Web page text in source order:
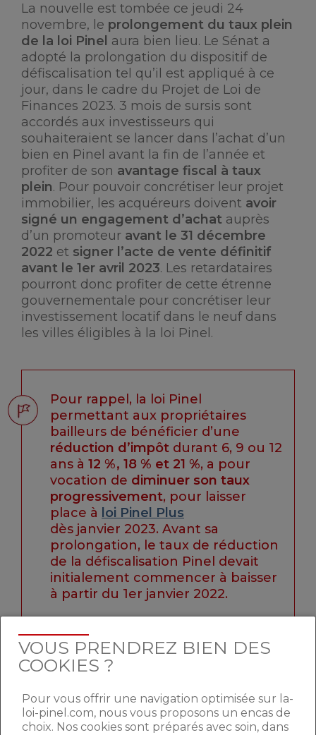
La nouvelle est tombée ce jeudi 24
novembre, le prolongement du taux plein
de la loi Pinel aura bien lieu. Le Sénat a
adopté la prolongation du dispositif de
défiscalisation tel qu’il est appliqué à ce
jour, dans le cadre du Projet de Loi de
Finances 2023. 3 mois de sursis sont
accordés aux investisseurs qui
souhaiteraient se lancer dans l’achat d’un
bien en Pinel avant la fin de l’année et
profiter de son avantage fiscal à taux
plein. Pour pouvoir concrétiser leur projet
immobilier, les acquéreurs doivent avoir
signé un engagement d’achat auprès
d’un promoteur avant le 31 décembre
2022 et signer l’acte de vente définitif
avant le 1er avril 2023. Les retardataires
pourront donc profiter de cette étrenne
gouvernementale pour concrétiser leur
investissement locatif dans le neuf dans
les villes éligibles à la loi Pinel.
Pour rappel, la loi Pinel
permettant aux propriétaires
bailleurs de bénéficier d’une
réduction d’impôt durant 6, 9 ou 12
ans à 12 %, 18 % et 21 %, a pour
vocation de diminuer son taux
progressivement, pour laisser
place à loi Pinel Plus
dès janvier 2023. Avant sa
prolongation, le taux de réduction
de la défiscalisation Pinel devait
initialement commencer à baisser
à partir du 1er janvier 2022.
QUAND ET COMMENT
VOUS PRENDREZ BIEN DES
COOKIES ?
Pour vous offrir une navigation optimisée sur la-
loi-pinel.com, nous vous proposons un encas de
choix. Nos cookies sont préparés avec soin, dans